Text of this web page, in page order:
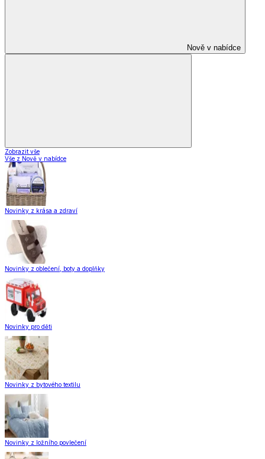
Nově v nabídce
Zobrazit vše
Vše z Nově v nabídce
Novinky z krása a zdraví
Novinky z oblečení, boty a doplňky
Novinky pro děti
Novinky z bytového textilu
Novinky z ložního povlečení